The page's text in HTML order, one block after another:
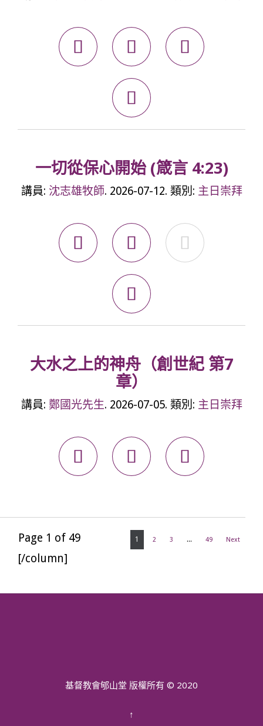
  

一切從保心開始 (箴言 4:23)
講員: 沈志雄牧師. 2026-07-12. 類別: 主日崇拜
  

大水之上的神舟（創世紀 第7
章）
講員: 鄭國光先生. 2026-07-05. 類別: 主日崇拜
  
Page 1 of 49 1 2 3 ... 49 Next
[/column]
基督教會郇山堂 版權所有 © 2020
↑